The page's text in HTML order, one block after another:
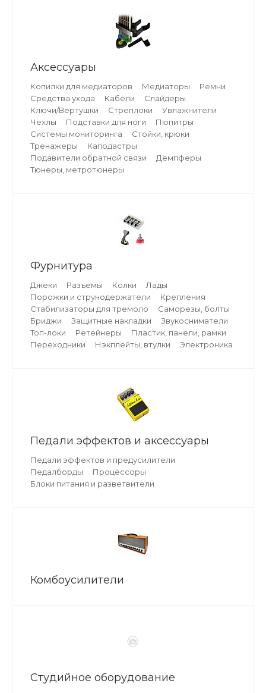
Аксессуары
Копилки для медиаторов Медиаторы
Ремни
Средства ухода
Кабели
Слайдеры
Ключи/Вертушки
Стреплоки
Увлажнители
Чехлы
Подставки для ноги
Пюпитры
Системы мониторинга
Стойки, крюки
Тренажеры
Каподастры
Подавители обратной связи
Демпферы
Тюнеры, метротюнеры
Фурнитура
Джеки Разъемы Колки
Лады
Порожки и струнодержатели
Крепления
Стабилизаторы для тремоло
Саморезы, болты
Бриджи
Защитные накладки
Звукосниматели
Топ-локи
Ретейнеры
Пластик, панели, рамки
Переходники
Нэкплейты, втулки Электроника
Педали эффектов и аксессуары
Педали эффектов и предусилители
Педалборды
Процессоры
Блоки питания и разветвители
Комбоусилители
Студийное оборудование